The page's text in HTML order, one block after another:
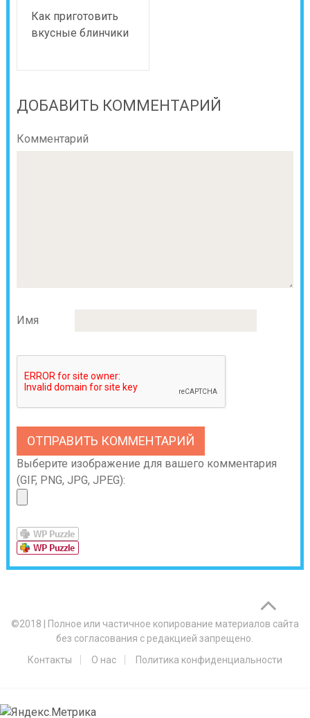
Как приготовить
вкусные блинчики
ДОБАВИТЬ КОММЕНТАРИЙ
Комментарий
Имя
Выберите изображение для вашего комментария
(GIF, PNG, JPG, JPEG):
©2018
Полное или частичное копирование материалов сайта
без согласования с редакцией запрещено.
Контакты
О нас Политика конфиденциальности